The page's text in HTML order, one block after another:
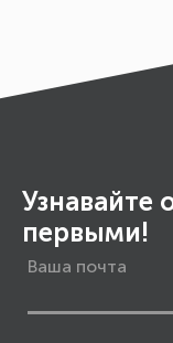
Узнавайте
первыми!